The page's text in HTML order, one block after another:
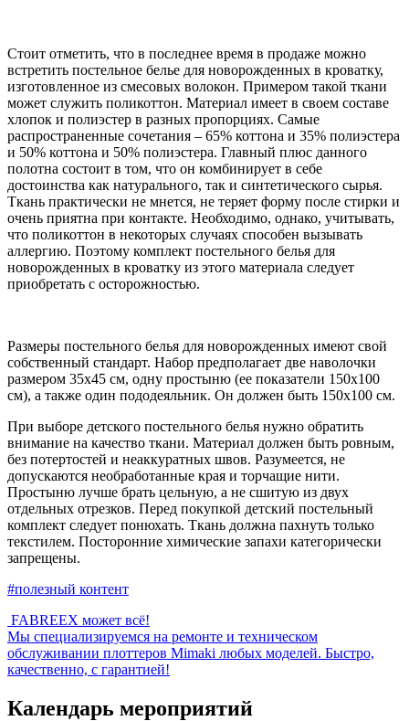
Стоит отметить, что в последнее время в продаже можно
встретить постельное белье для новорожденных в кроватку,
изготовленное из смесовых волокон. Примером такой ткани
может служить поликоттон. Материал имеет в своем составе
хлопок и полиэстер в разных пропорциях. Самые
распространенные сочетания – 65% коттона и 35% полиэстера
и 50% коттона и 50% полиэстера. Главный плюс данного
полотна состоит в том, что он комбинирует в себе
достоинства как натурального, так и синтетического сырья.
Ткань практически не мнется, не теряет форму после стирки и
очень приятна при контакте. Необходимо, однако, учитывать,
что поликоттон в некоторых случаях способен вызывать
аллергию. Поэтому комплект постельного белья для
новорожденных в кроватку из этого материала следует
приобретать с осторожностью.
Размеры постельного белья для новорожденных имеют свой
собственный стандарт. Набор предполагает две наволочки
размером 35х45 см, одну простыню (ее показатели 150х100
см), а также один пододеяльник. Он должен быть 150х100 см.
При выборе детского постельного белья нужно обратить
внимание на качество ткани. Материал должен быть ровным,
без потертостей и неаккуратных швов. Разумеется, не
допускаются необработанные края и торчащие нити.
Простыню лучше брать цельную, а не сшитую из двух
отдельных отрезков. Перед покупкой детский постельный
комплект следует понюхать. Ткань должна пахнуть только
текстилем. Посторонние химические запахи категорически
запрещены.
#полезный контент
FABREEX может всё!
Мы специализируемся на ремонте и техническом
обслуживании плоттеров Mimaki любых моделей. Быстро,
качественно, с гарантией!
Календарь мероприятий